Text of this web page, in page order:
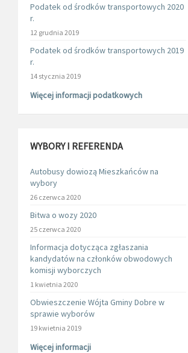
Podatek od środków transportowych 2020
r.
12 grudnia 2019
Podatek od środków transportowych 2019
r.
14 stycznia 2019
Więcej informacji podatkowych
WYBORY I REFERENDA
Autobusy dowiozą Mieszkańców na
wybory
26 czerwca 2020
Bitwa o wozy 2020
25 czerwca 2020
Informacja dotycząca zgłaszania
kandydatów na członków obwodowych
komisji wyborczych
1 kwietnia 2020
Obwieszczenie Wójta Gminy Dobre w
sprawie wyborów
19 kwietnia 2019
Więcej informacji